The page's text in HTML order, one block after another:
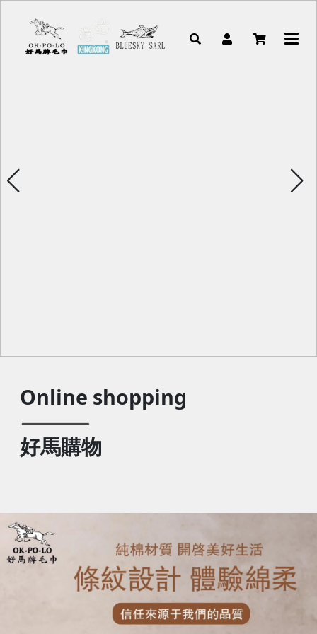
Online shopping
好馬購物